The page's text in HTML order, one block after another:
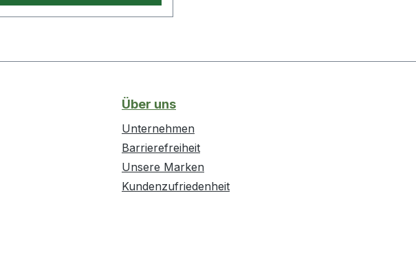
Über uns
Unternehmen
Barrierefreiheit
Unsere Marken
Kundenzufriedenheit